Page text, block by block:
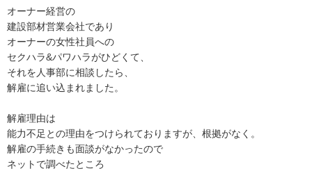
オーナー経営の
建設部材営業会社であり
オーナーの女性社員への
セクハラ&パワハラがひどくて、
それを人事部に相談したら、
解雇に追い込まれました。
解雇理由は
能力不足との理由をつけられておりますが、根拠がなく。
解雇の手続きも面談がなかったので
ネットで調べたところ